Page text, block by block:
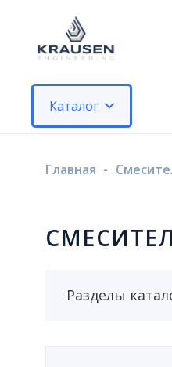
Каталог
Главная -
Разделы